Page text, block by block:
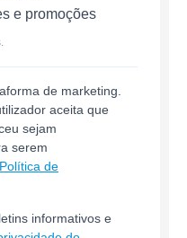
e promoções
de marketing.
aceita que
sejam
serem
Política de
informativos e